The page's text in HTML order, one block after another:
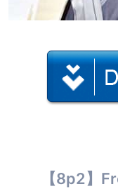
【8p2】